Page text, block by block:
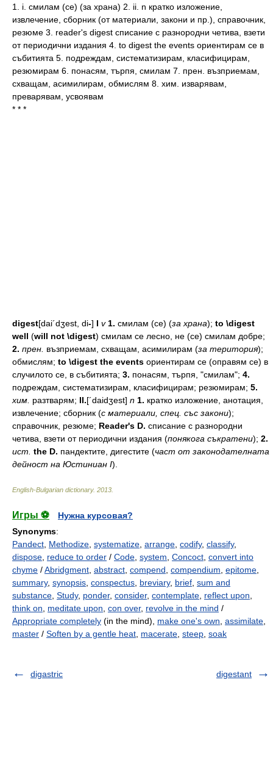
1. i. смилам (се) (за храна) 2. ii. n кратко изложение,
извлечение, сборник (от материали, закони и пр.), справочник,
резюме 3. reader's digest списание с разнородни четива, взети
от периодични издания 4. to digest the events ориентирам се в
събитията 5. подреждам, систематизирам, класифицирам,
резюмирам 6. понасям, търпя, смилам 7. прен. възприемам,
схващам, асимилирам, обмислям 8. хим. изварявам,
преварявам, усвоявам
* * *
digest[dai´dʒest, di-] I v1. смилам (се) (за храна); to \digest
well (will not \digest) смилам се лесно, не (се) смилам добре;
2. прен. възприемам, схващам, асимилирам (за територия);
обмислям; to \digest the events ориентирам се (оправям се) в
случилото се, в събитията; 3. понасям, търпя, "смилам"; 4.
подреждам, систематизирам, класифицирам; резюмирам; 5.
хим. разтварям; II.[´daidʒest] n 1. кратко изложение, анотация,
извлечение; сборник (с материали, спец. със закони);
справочник, резюме; Reader's D. списание с разнородни
четива,
взети от периодични издания (понякога съкратени); 2.
ист. the D. пандектите, дигестите (част от законодателната
дейност на Юстиниан I).
English-Bulgarian dictionary. 2013
Игры ⚽
Нужна курсовая?
Synonyms:
Pandect Methodize systematize arrange codify, classify,
dispose reduce to order / Code system Concoct convert into
chyme /Abridgment abstract compend compendium epitome
summary, synopsis conspectus breviary, brief sum and
substance Study, ponder, consider, contemplate reflect upon
think on
meditate upon con over, revolve in the mind /
Appropriate completely (in the mind), make one's own assimilate
master / Soften by a gentle heat macerate steep soak
digastric digestant